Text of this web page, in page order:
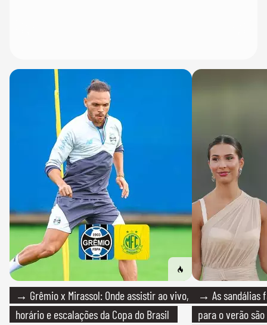
→ Grêmio x Mirassol: Onde assistir ao vivo,
horário e escalações da Copa do Brasil
→ As sandálias
para o verão